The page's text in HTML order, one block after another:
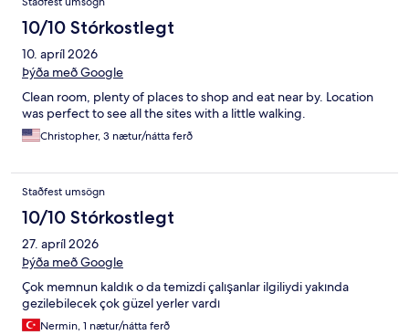
10/10 Stórkostlegt
10. apríl 2026
Þýða með Google
Clean room, plenty of places to shop and eat near by. Location
was perfect to see all the sites with a little walking.
Christopher, 3 nætur/nátta ferð
Staðfest umsögn
10/10 Stórkostlegt
27. apríl 2026
Þýða með Google
Çok memnun kaldık o da temizdi çalışanlar ilgiliydi yakında
gezilebilecek çok güzel yerler vardı
Nermin, 1 nætur/nátta ferð